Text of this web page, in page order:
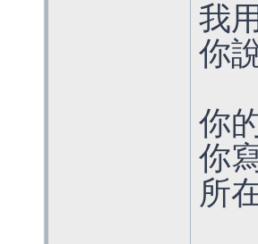
我
你
你
你
所